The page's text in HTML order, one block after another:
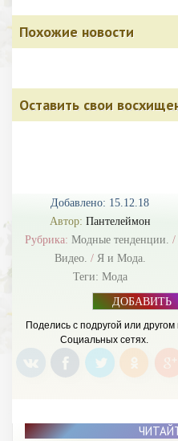
Добавлено: 15.12.18
Автор: Пантелеймон
Рубрика: Модные тенденции. /
Видео. / Я и Мода.
Теги: Мода
ДОБАВИТЬ
Поделись с подругой или другом
Социальных сетях.
Похожие новости
Оставить свои